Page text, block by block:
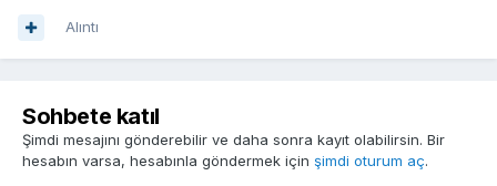
Alıntı
Sohbete katıl
Şimdi mesajını gönderebilir ve daha sonra kayıt olabilirsin. Bir
hesabın varsa, hesabınla göndermek için şimdi oturum aç.